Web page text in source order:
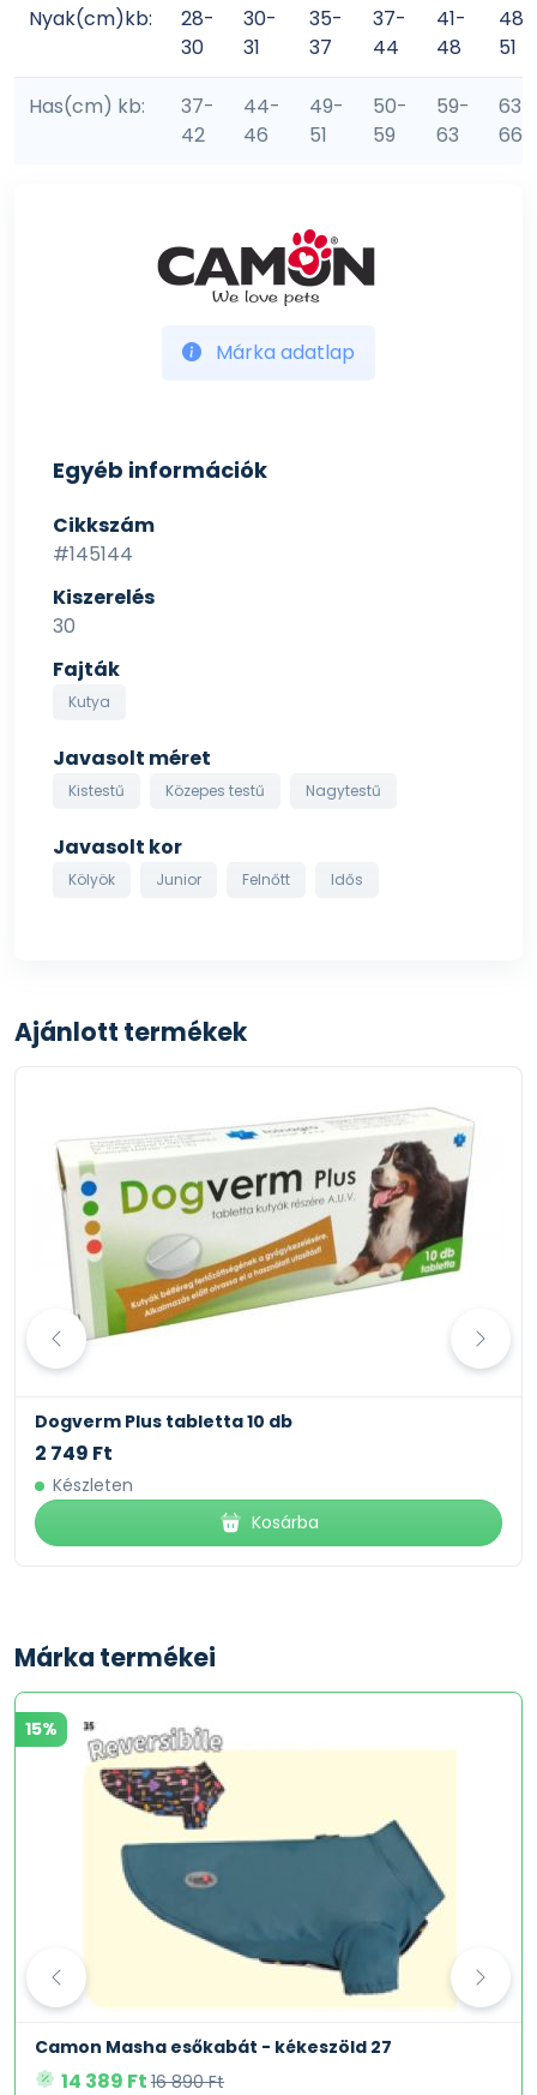
Nyak(cm)kb:
28-
30
30-
31
35-
37
37-
44
41-
48
48-
51
Has(cm) kb:
37-
42
44-
46
49-
51
50-
59
59-
63
63-
66
Márka adatlap
Egyéb információk
Cikkszám
#145144
Kiszerelés
30
Fajták
Kutya
Javasolt méret
Kistestű Közepes testű Nagytestű
Javasolt kor
Kölyök Junior Felnőtt Idős
Ajánlott termékek
Dogverm Plus tabletta 10 db
2 749 Ft
Készleten
Kosárba
Márka termékei
15%
Camon Masha esőkabát - kékeszöld 27
14 389 Ft 16 890 Ft